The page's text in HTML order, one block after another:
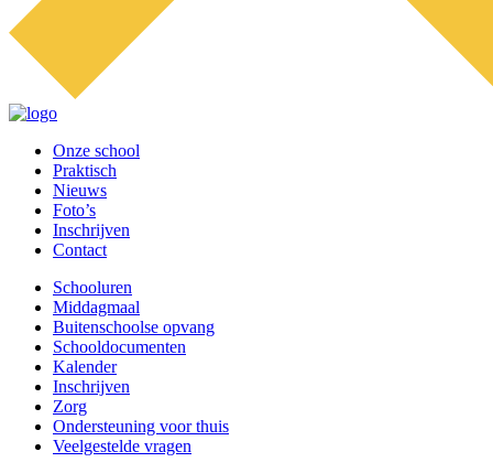
Onze school
Praktisch
Nieuws
Foto’s
Inschrijven
Contact
Schooluren
Middagmaal
Buitenschoolse opvang
Schooldocumenten
Kalender
Inschrijven
Zorg
Ondersteuning voor thuis
Veelgestelde vragen